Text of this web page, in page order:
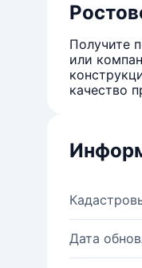
Получите
или
качество
Дата